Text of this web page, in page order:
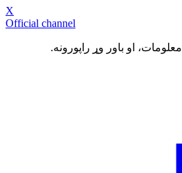
X
Official channel
او باور وړ راپورونه.